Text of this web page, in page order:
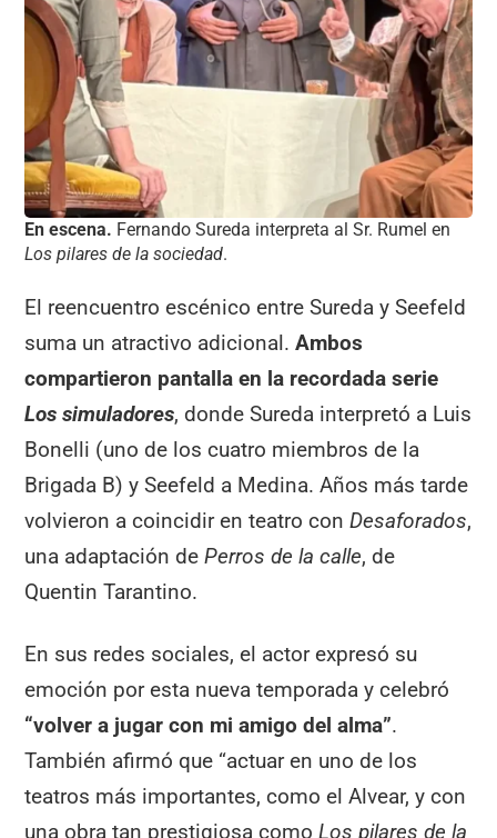
En escena. Fernando Sureda interpreta al Sr. Rumel en
Los pilares de la sociedad.
El reencuentro escénico entre Sureda y Seefeld
suma un atractivo adicional.Ambos
compartieron pantalla en la recordada serie
Los simuladores, donde Sureda interpretó a Luis
Bonelli (uno de los cuatro miembros de la
Brigada B) y Seefeld a Medina. Años más tarde
volvieron a coincidir en teatro conDesaforados,
una adaptación dePerros de la calle, de
Quentin Tarantino.
En sus redes sociales, el actor expresó su
emoción por esta nueva temporada y celebró
“volver a jugar con mi amigo del alma”.
También afirmó que “actuar en uno de los
teatros más importantes, como el Alvear, y con
una obra tan prestigiosa comoLos pilares de la